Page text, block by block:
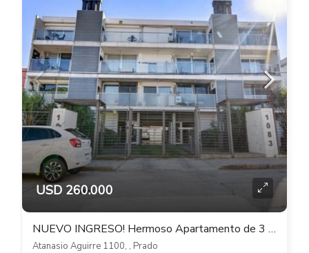
USD 260.000
NUEVO INGRESO! Hermoso Apartamento de 3 dorm 2 baños y doble cochera – Prado Sur
Atanasio Aguirre 1100, , Prado